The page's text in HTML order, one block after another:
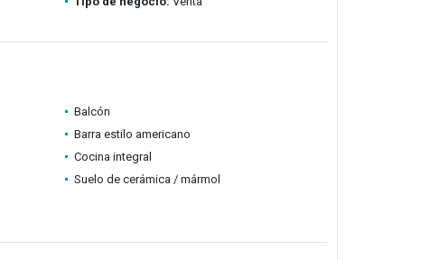
Balcón
Barra estilo americano
Cocina integral
Suelo de cerámica / mármol